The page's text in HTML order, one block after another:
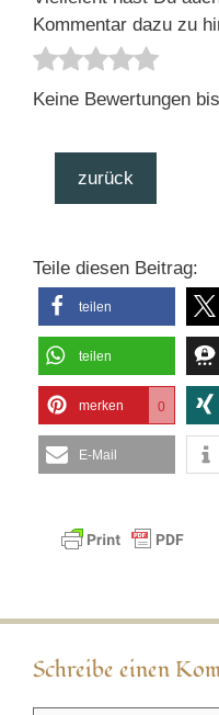
Kommentar dazu zu
Keine Bewertungen
zurück
Teile diesen Beitrag:
teilen
teilen
merken 0
E-Mail
Schreibe einen